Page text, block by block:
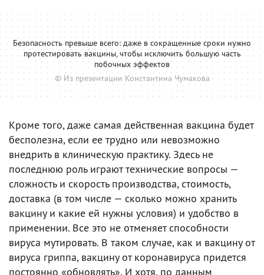
Безопасность превыше всего: даже в сокращенные сроки нужно
протестировать вакцины, чтобы исключить большую часть
побочных эффектов
© Из презентации Константина Чумакова
Кроме того, даже самая действенная вакцина будет
бесполезна, если ее трудно или невозможно
внедрить в клиническую практику. Здесь не
последнюю роль играют технические вопросы —
сложность и скорость производства, стоимость,
доставка (в том числе — сколько можно хранить
вакцину и какие ей нужны условия) и удобство в
применении. Все это не отменяет способности
вируса мутировать. В таком случае, как и вакцину от
вируса гриппа, вакцину от коронавируса придется
постоянно «обновлять». И хотя, по данным